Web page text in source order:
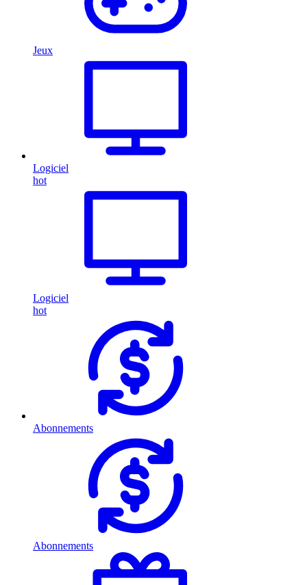
Jeux
Logiciel
hot
Logiciel
hot
Abonnements
Abonnements